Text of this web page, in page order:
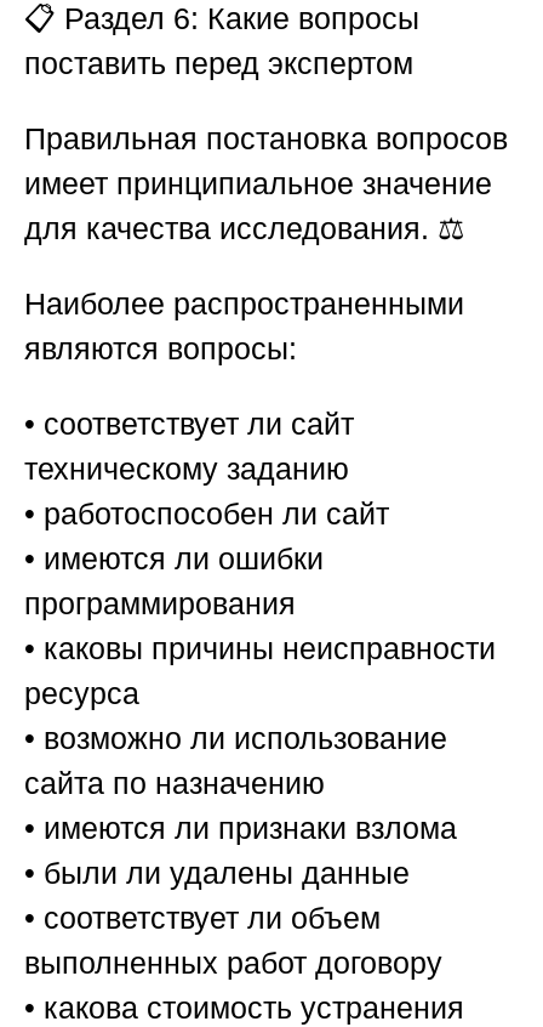
📋 Раздел 6: Какие вопросы
поставить перед экспертом
Правильная постановка вопросов
имеет принципиальное значение
для качества исследования. ⚖️
Наиболее распространенными
являются вопросы:
• соответствует ли сайт
техническому заданию
• работоспособен ли сайт
• имеются ли ошибки
программирования
• каковы причины неисправности
ресурса
• возможно ли использование
сайта по назначению
• имеются ли признаки взлома
• были ли удалены данные
• соответствует ли объем
выполненных работ договору
• какова стоимость устранения